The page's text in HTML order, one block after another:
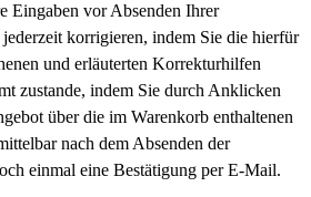
Eingaben vor Absenden Ihrer
korrigieren, indem Sie die hierfür
und erläuterten Korrekturhilfen
zustande, indem Sie durch Anklicken
über die im Warenkorb enthaltenen
nach dem Absenden der
einmal eine Bestätigung per E-Mail.